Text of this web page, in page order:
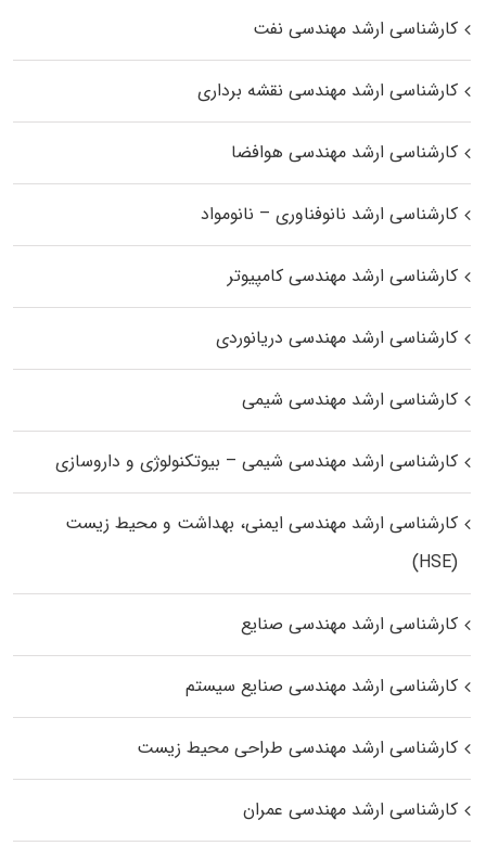
کارشناسی ارشد مهندسی نفت
کارشناسی ارشد مهندسی نقشه برداری
کارشناسی ارشد مهندسی هوافضا
کارشناسی ارشد نانوفناوری – نانومواد
کارشناسی ارشد مهندسی کامپیوتر
کارشناسی ارشد مهندسی دریانوردی
کارشناسی ارشد مهندسی شیمی
کارشناسی ارشد مهندسی شیمی – بیوتکنولوژی و داروسازی
کارشناسی ارشد مهندسی ایمنی، بهداشت و محیط زیست
(HSE)
کارشناسی ارشد مهندسی صنایع
کارشناسی ارشد مهندسی صنایع سیستم
کارشناسی ارشد مهندسی طراحی محیط زیست
کارشناسی ارشد مهندسی عمران